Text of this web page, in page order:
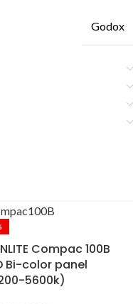
Godox
Compac 100B
Bi-color panel
5600k)